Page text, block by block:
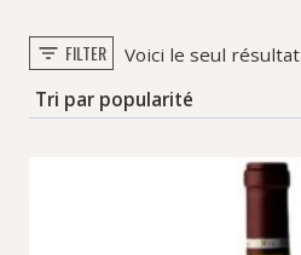
FILTER Voici le seul résultat